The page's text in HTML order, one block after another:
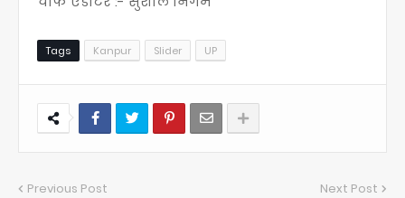
Tags Kanpur Slider UP
Previous Post Next Post